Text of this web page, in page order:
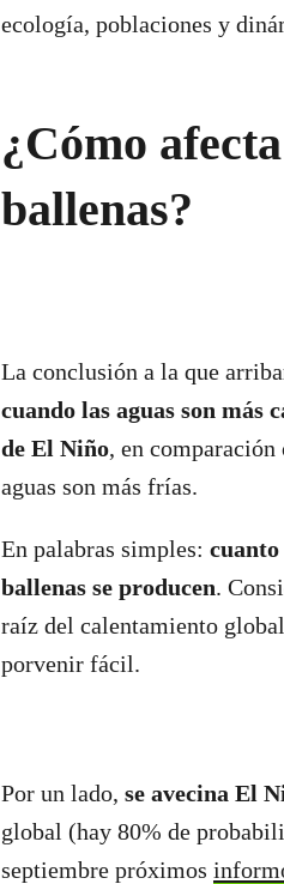
ecología, poblaciones y
¿Cómo
ballenas?
La conclusión a la que
cuando las aguas son más
de El Niño, en comparación
aguas son más frías.
En palabras simples:
ballenas se producen.
raíz del calentamiento
porvenir fácil.
Por un lado, se avecina El
global (hay 80% de
septiembre próximos